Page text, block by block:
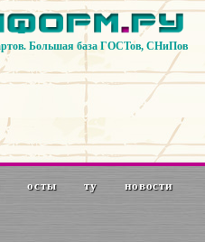
Большая база ГОСТов, СНиПов
осты ту новости